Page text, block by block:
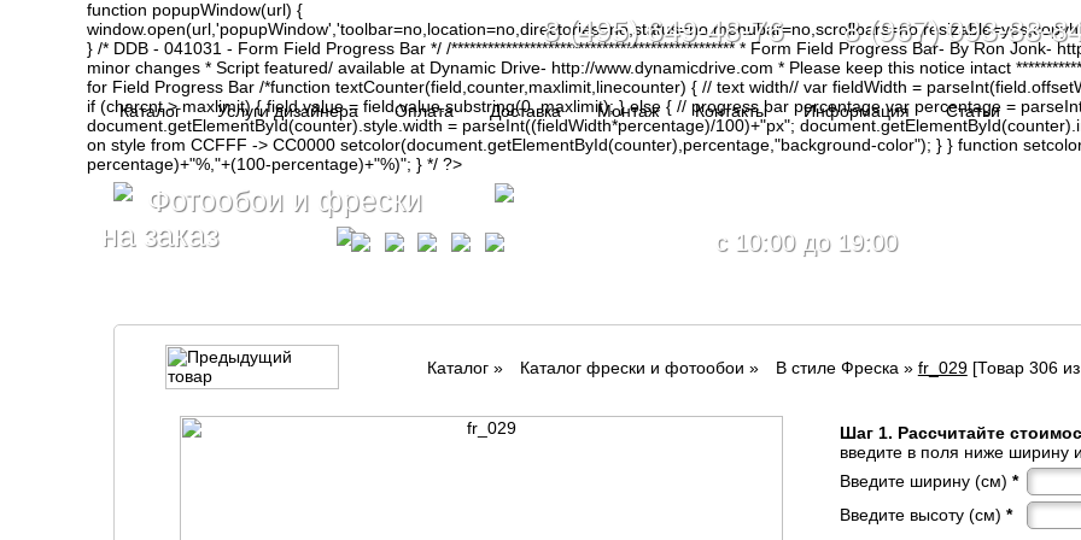
function popupWindow(url) {
} /* DDB - 041031 - Form Field Progress Bar */ /*********************************************** * Form Field Progress Bar- By Ron Jonk-
minor changes * Script featured/ available at Dynamic Drive- http://www.dynamicdrive.com * Please keep this notice intact
for Field Progress Bar /*function textCounter(field,counter,maxlimit,linecounter) { // text width// var fieldWidth =
if (charcnt > maxlimit) { field.value = field.value.substring(0, maxlimit); } else { // progress bar percentage var percentage =
document.getElementById(counter).style.width = parseInt((fieldWidth*percentage)/100)+"px";
on style from CCFFF -> CC0000 setcolor(document.getElementById(counter),percentage,"background-color"); } } function
percentage)+"%,"+(100-percentage)+"%)"; } */ ?>
Фотообои и фрески
на заказ
8 (495) 649-48-76 8 (967) 093-88-
c 10:00 до 19:00
Каталог Услуги дизайнера Оплата Доставка Монтаж Контакты Информация Статьи
Каталог» Каталог фрески и фотообои » В стиле Фреска » fr_029[Товар 306
Шаг 1. Рассчитайте
введите в поля ниже ширину
Введите ширину (см) *
Введите высоту (см) *